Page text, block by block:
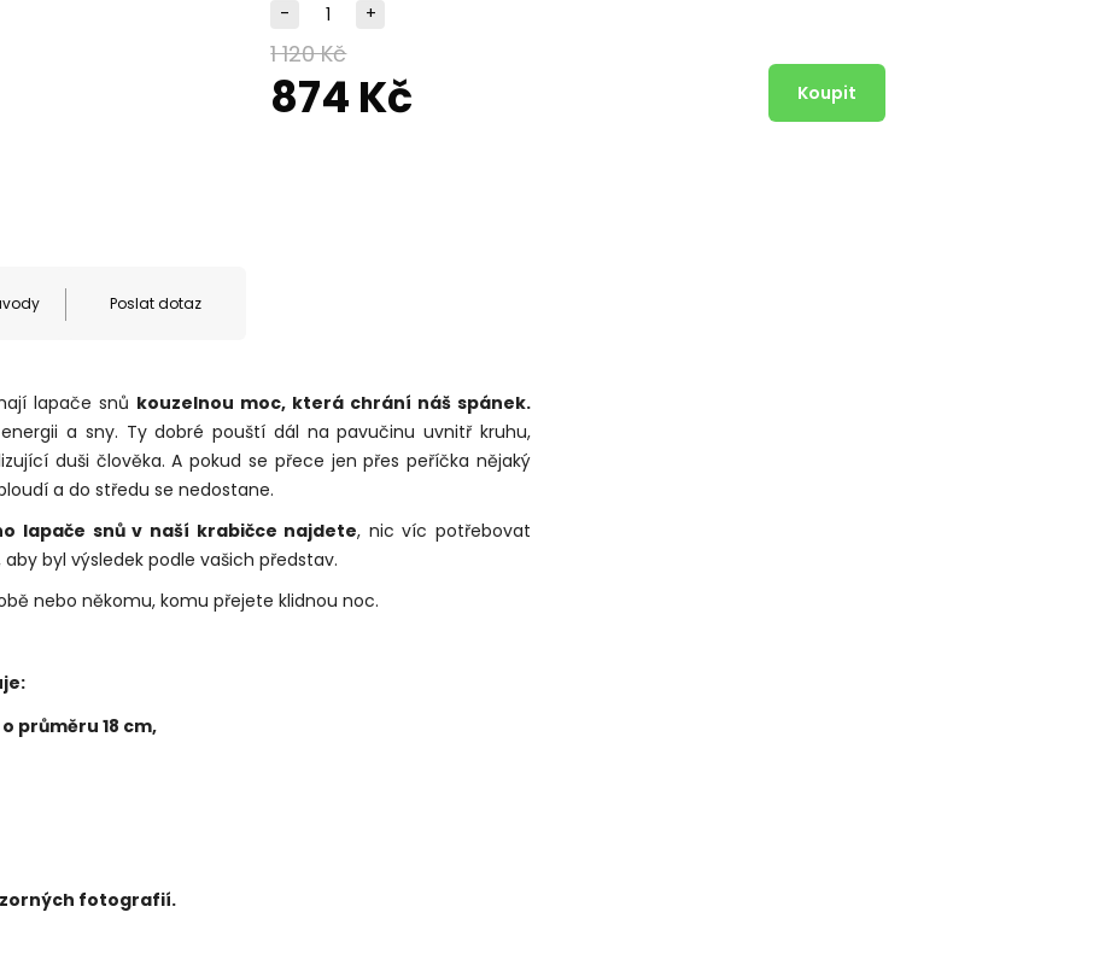
1 120 Kč
874 Kč
- +
Poslat dotaz
lapače snů kouzelnou moc, která chrání náš spánek.
a sny. Ty dobré pouští dál na pavučinu uvnitř kruhu,
duši člověka. A pokud se přece jen přes peříčka nějaký
a do středu se nedostane.
lapače snů v naší krabičce najdete, nic víc potřebovat
byl výsledek podle vašich představ.
nebo někomu, komu přejete klidnou noc.
průměru 18 cm,
fotografií.